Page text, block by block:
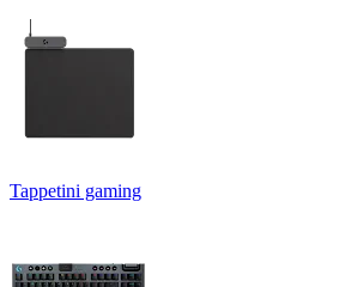
Tappetini gaming